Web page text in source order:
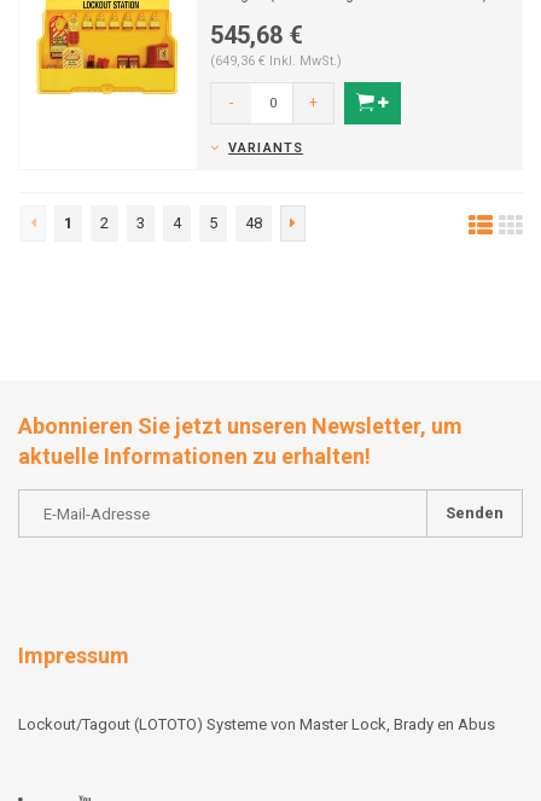
545,68 €
(649,36 € Inkl. MwSt.)
- +
VARIANTS
1 2 3 4 5 48
Abonnieren Sie jetzt unseren Newsletter, um
aktuelle Informationen zu erhalten!
Senden
Impressum
Lockout/Tagout (LOTOTO) Systeme von Master Lock, Brady en Abus